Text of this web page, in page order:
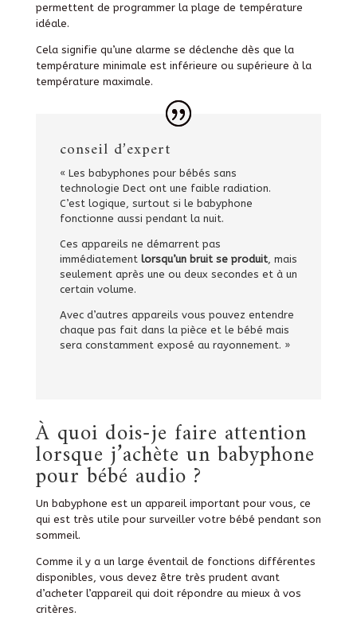
permettent de programmer la plage de température
idéale.
Cela signifie qu’une alarme se déclenche dès que la
température minimale est inférieure ou supérieure à la
température maximale.
conseil d’expert
« Les babyphones pour bébés sans
technologie Dect ont une faible radiation.
C’est logique, surtout si le babyphone
fonctionne aussi pendant la nuit.
Ces appareils ne démarrent pas
immédiatement lorsqu’un bruit se produit, mais
seulement après une ou deux secondes et à un
certain volume.
Avec d’autres appareils vous pouvez entendre
chaque pas fait dans la pièce et le bébé mais
sera constamment exposé au rayonnement. »
À quoi dois-je faire attention
lorsque j’achète un babyphone
pour bébé audio ?
Un babyphone est un appareil important pour vous, ce
qui est très utile pour surveiller votre bébé pendant son
sommeil.
Comme il y a un large éventail de fonctions différentes
disponibles, vous devez être très prudent avant
d’acheter l’appareil qui doit répondre au mieux à vos
critères.